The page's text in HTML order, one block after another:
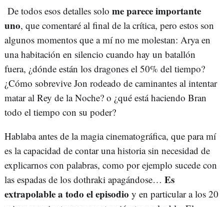
De todos esos detalles solo me parece importante
uno, que comentaré al final de la crítica, pero estos son
algunos momentos que a mí no me molestan: Arya en
una habitación en silencio cuando hay un batallón
fuera, ¿dónde están los dragones el 50% del tiempo?
¿Cómo sobrevive Jon rodeado de caminantes al intentar
matar al Rey de la Noche? o ¿qué está haciendo Bran
todo el tiempo con su poder?
Hablaba antes de la magia cinematográfica, que para mí
es la capacidad de contar una historia sin necesidad de
explicarnos con palabras, como por ejemplo sucede con
las espadas de los dothraki apagándose… Es
extrapolable a todo el episodio y en particular a los 20